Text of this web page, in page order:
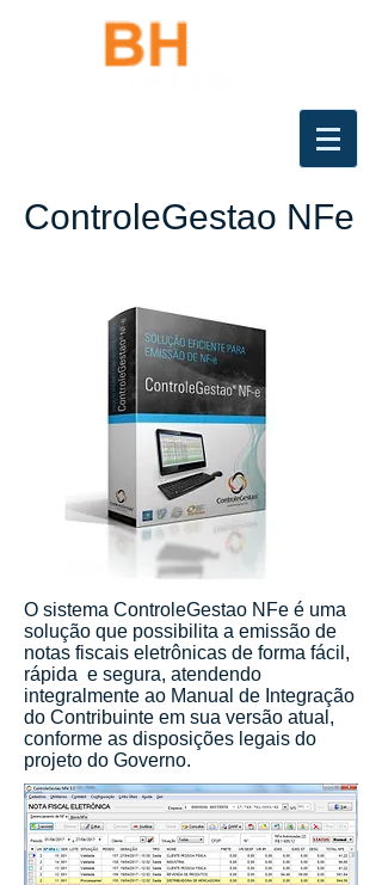
ControleGestao NFe
O sistema ControleGestao NFe é uma
solução que possibilita a emissão de
notas fiscais eletrônicas de forma fácil,
rápida e segura, atendendo
integralmente ao Manual de Integração
do Contribuinte em sua versão atual,
conforme as disposições legais do
projeto do Governo.​